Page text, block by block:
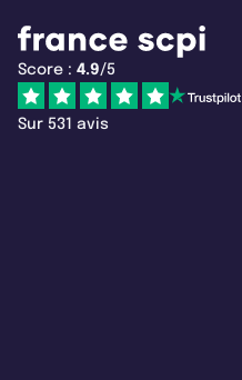
Score : 4.9/5
Sur 531 avis